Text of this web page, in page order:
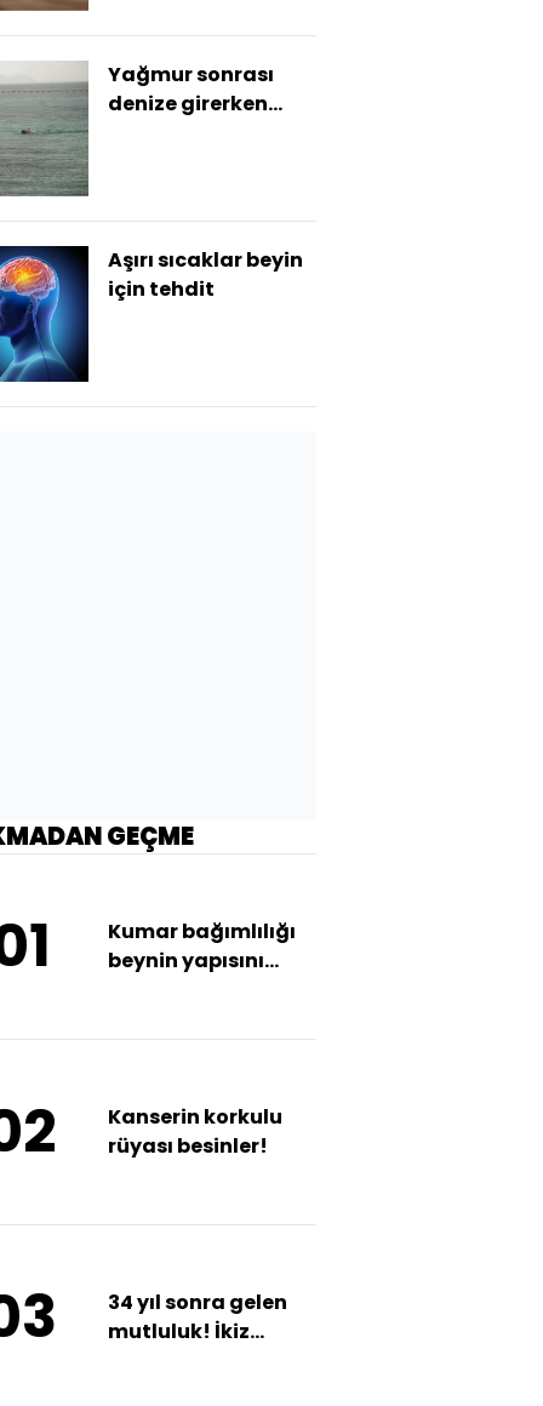
Yağmur sonrası
denize girerken
Aşırı sıcaklar beyin
için tehdit
GEÇME
Kumar bağımlılığı
beynin yapısını
Kanserin korkulu
rüyası besinler!
34 yıl sonra gelen
mutluluk! İkiz